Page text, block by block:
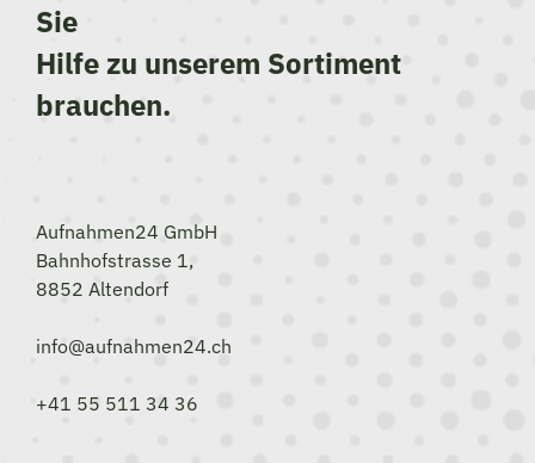
Sie
Hilfe zu unserem Sortiment
brauchen.
Aufnahmen24 GmbH
Bahnhofstrasse 1,
8852 Altendorf
info@aufnahmen24.ch
+41 55 511 34 36